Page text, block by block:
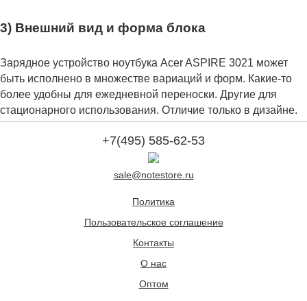
3) Внешний вид и форма блока
Зарядное устройство ноутбука Acer ASPIRE 3021 может
быть исполнено в множестве вариаций и форм. Какие-то
более удобны для ежедневной переноски. Другие для
стационарного использования. Отличие только в дизайне.
+7(495) 585-62-53
sale@notestore.ru
Политика
Пользовательское соглашение
Контакты
О нас
Оптом